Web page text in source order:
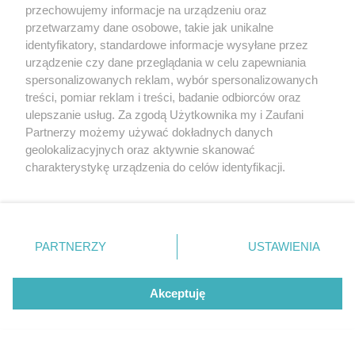
TYLKO U NAS!
Śledztwo umorzone. Bąkiewicz oczyszczony z
zarzutów. Polityk komentuje decyzję prokuratury
Autor artykułu:
Patryk Chruślak
przechowujemy informacje na urządzeniu oraz
przetwarzamy dane osobowe, takie jak unikalne
identyfikatory, standardowe informacje wysyłane przez
urządzenie czy dane przeglądania w celu zapewniania
spersonalizowanych reklam, wybór spersonalizowanych
treści, pomiar reklam i treści, badanie odbiorców oraz
ulepszanie usług. Za zgodą Użytkownika my i Zaufani
Partnerzy możemy używać dokładnych danych
geolokalizacyjnych oraz aktywnie skanować
charakterystykę urządzenia do celów identyfikacji.
zmienić/wycofać klikając przycisk ustawień prywatności
znajdujący się w lewym dolnym rogu strony
. Niektóre
użytkownika, ale masz prawo sprzeciwić się takiemu
przetwarzaniu. Preferencje będą miały zastosowania tylko
PARTNERZY USTAWIENIA
Akceptuję